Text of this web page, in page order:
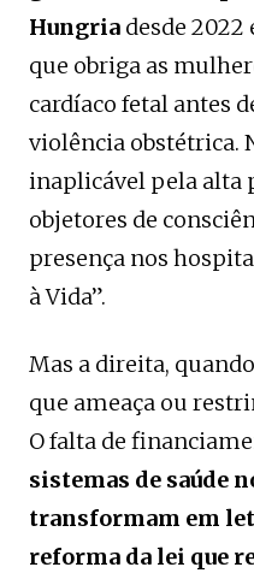
Hungria desde
que obriga as
cardíaco fetal antes
violência obstétrica.
inaplicável pela alta
objetores de
presença nos
à Vida”.
Mas a direita,
que ameaça ou
O falta de
sistemas de saúde
transformam em
reforma da lei que